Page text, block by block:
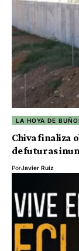
LA HOYA DE
Chiva finaliza
de futuras
PorJavier Ruiz